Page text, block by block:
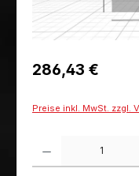
Regulärer Preis:
286,43 €
Preise inkl. MwSt. zzgl.